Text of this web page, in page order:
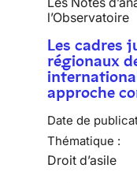
l’Observatoire
Les cadres
régionaux
approche
Date de
Thématique :
Droit d’asile